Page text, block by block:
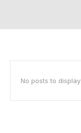
No posts to display